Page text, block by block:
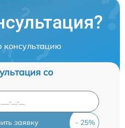
консультацию
со
заявку